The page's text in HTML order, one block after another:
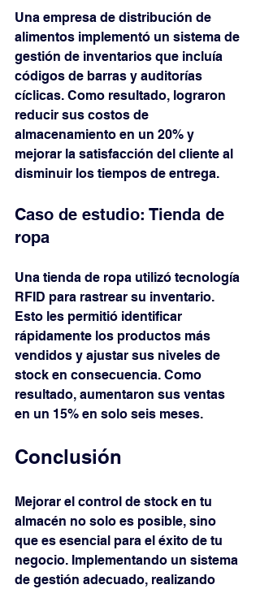
Una empresa de distribución de
alimentos implementó un sistema de
gestión de inventarios que incluía
códigos de barras y auditorías
cíclicas. Como resultado, lograron
reducir sus costos de
almacenamiento en un 20% y
mejorar la satisfacción del cliente al
disminuir los tiempos de entrega.
Caso de estudio: Tienda de
ropa
Una tienda de ropa utilizó tecnología
RFID para rastrear su inventario.
Esto les permitió identificar
rápidamente los productos más
vendidos y ajustar sus niveles de
stock en consecuencia. Como
resultado, aumentaron sus ventas
en un 15% en solo seis meses.
Conclusión
Mejorar el control de stock en tu
almacén no solo es posible, sino
que es esencial para el éxito de tu
negocio. Implementando un sistema
de gestión adecuado, realizando